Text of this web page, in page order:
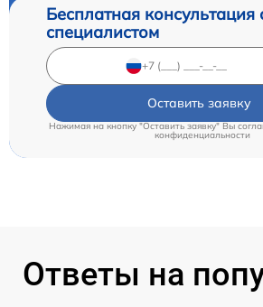
Бесплатная консультация
специалистом
Оставить заявку
Нажимая на кнопку "Оставить заявку" Вы
конфиденциальности
Ответы на